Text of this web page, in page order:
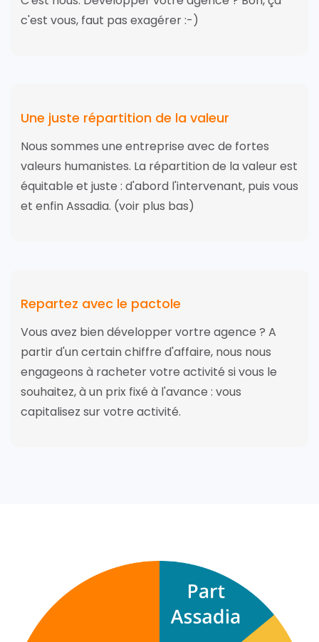
c'est vous, faut pas exagérer :-)
Une juste répartition de la valeur
Nous sommes une entreprise avec de fortes
valeurs humanistes. La répartition de la valeur est
équitable et juste : d'abord l'intervenant, puis vous
et enfin Assadia. (voir plus bas)
Repartez avec le pactole
Vous avez bien développer vortre agence ? A
partir d'un certain chiffre d'affaire, nous nous
engageons à racheter votre activité si vous le
souhaitez, à un prix fixé à l'avance : vous
capitalisez sur votre activité.